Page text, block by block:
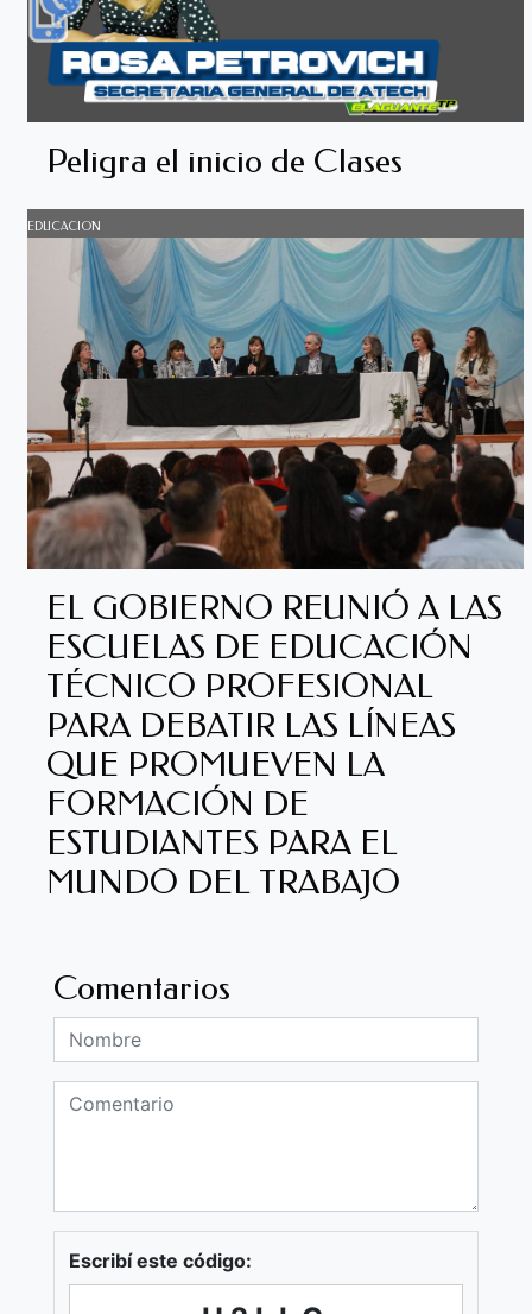
Peligra el inicio de Clases
EDUCACION
EL GOBIERNO REUNIÓ A LAS
ESCUELAS DE EDUCACIÓN
TÉCNICO PROFESIONAL
PARA DEBATIR LAS LÍNEAS
QUE PROMUEVEN LA
FORMACIÓN DE
ESTUDIANTES PARA EL
MUNDO DEL TRABAJO
Comentarios
Escribí este código: